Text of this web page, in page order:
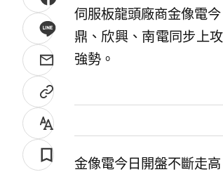
伺服板龍頭廠商金像電
鼎、欣興、南電同步上
強勢。
金像電今日開盤不斷走